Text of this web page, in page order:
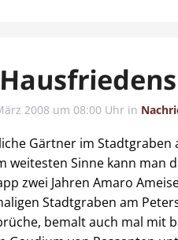
2008 um 08:00 Uhr in
Gärtner im Stadtgraben
weitesten Sinne kann man
zwei Jahren Amaro
Stadtgraben am
bemalt auch mal mit